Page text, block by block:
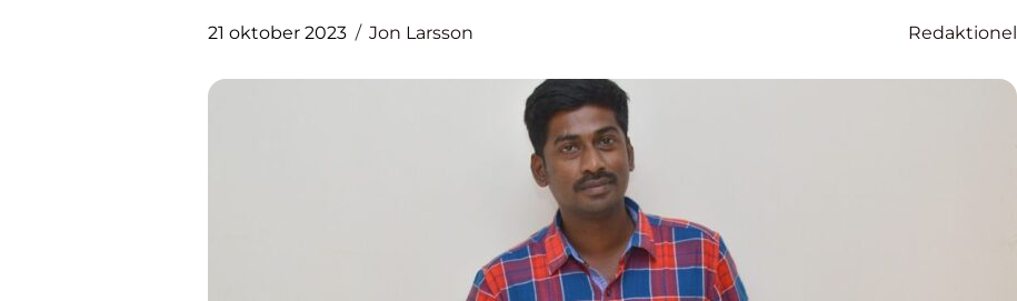
21 oktober 2023 Jon Larsson Redaktionel